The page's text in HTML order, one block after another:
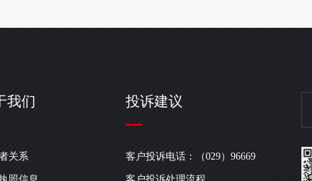
我们
关系
投诉建议
客户投诉电话：（029）96669